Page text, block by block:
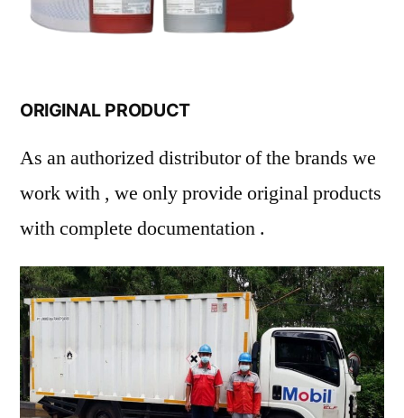
ORIGINAL PRODUCT
As an authorized distributor of the brands we
work with , we only provide original products
with complete documentation .